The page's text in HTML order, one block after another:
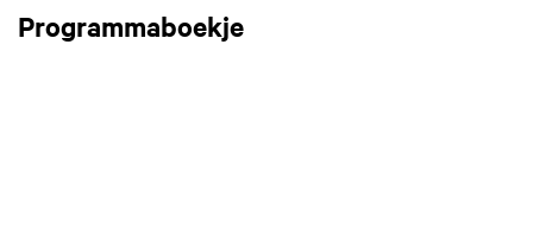
Programmaboekje